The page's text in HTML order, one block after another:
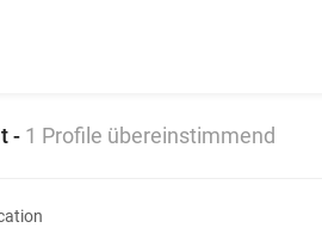
- 1 Profile übereinstimmend